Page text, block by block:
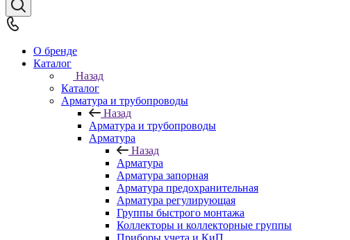
О бренде
Каталог
Назад
Каталог
Арматура и трубопроводы
Назад
Арматура и трубопроводы
Арматура
Назад
Арматура
Арматура запорная
Арматура предохранительная
Арматура регулирующая
Группы быстрого монтажа
Коллекторы и коллекторные группы